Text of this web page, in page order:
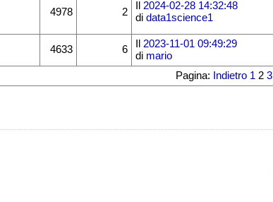
4978 2
2024-02-28 14:32:48
di data1science1
4633 6
2023-11-01 09:49:29
di mario
Pagina: Indietro 12 3